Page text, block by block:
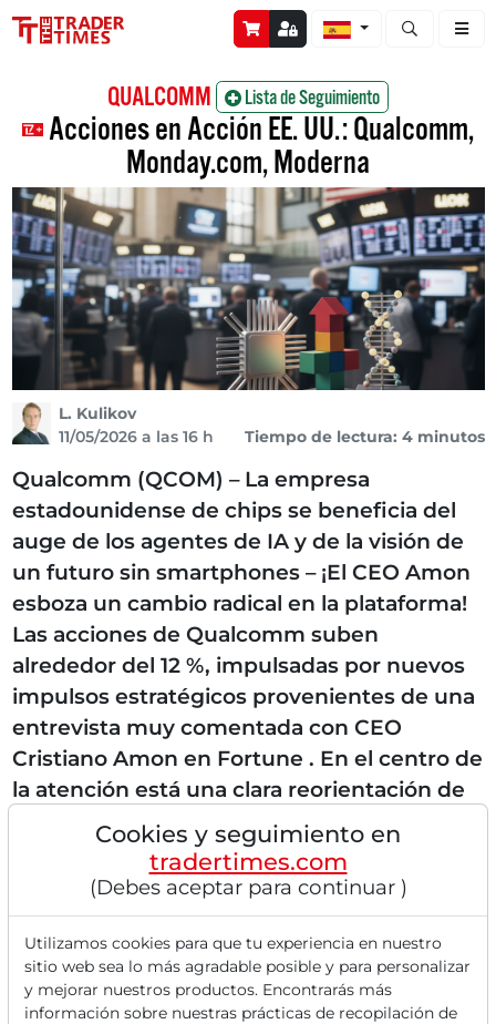
Abrir
QUALCOMM Lista de Seguimiento
Acciones en Acción EE. UU.: Qualcomm,
Monday.com, Moderna
L. Kulikov
11/05/2026 a las 16 h
Tiempo de lectura: 4 minutos
Qualcomm (QCOM) – La empresa
estadounidense de chips se beneficia del
auge de los agentes de IA y de la visión de
un futuro sin smartphones – ¡El CEO Amon
esboza un cambio radical en la plataforma!
Las acciones de Qualcomm suben
alrededor del 12 %, impulsadas por nuevos
impulsos estratégicos provenientes de una
entrevista muy comentada con CEO
Cristiano Amon en Fortune . En el centro de
la atención está una clara reorientación de
la empresa, alejándose del ciclo clásico de
smartphones hacia una economía de
plataforma centrada en...
Lee este artículo ahora con
Cookies y seguimiento en
tradertimes.com
(Debes aceptar para continuar )
Utilizamos cookies para que tu experiencia en nuestro
sitio web sea lo más agradable posible y para personalizar
y mejorar nuestros productos. Encontrarás más
información sobre nuestras prácticas de recopilación de